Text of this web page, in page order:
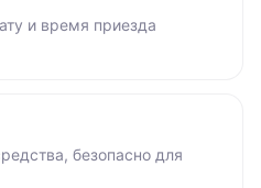
и время приезда
безопасно для